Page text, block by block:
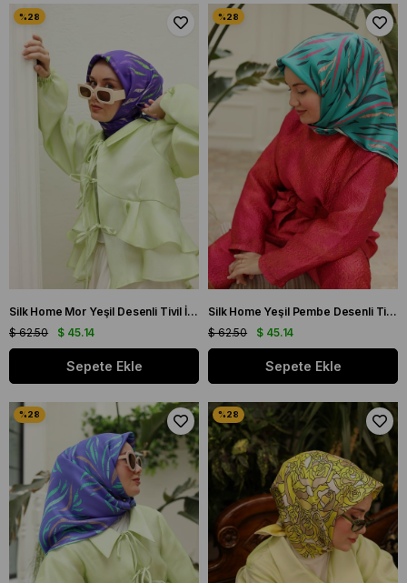
Silk Home Mor Yeşil Desenli Tivil İpek Eşarp 11432-20
$ 45.14
$ 62.50
Sepete Ekle
Silk Home Yeşil Pembe Desenli Tivil İpek Eşarp 11432-36
$ 45.14
$ 62.50
Sepete Ekle